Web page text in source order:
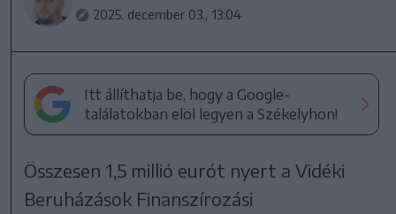
2025. december 03., 13:04
Itt állíthatja be, hogy a Google-
találatokban elöl legyen a Székelyhon!
Összesen 1,5 millió eurót nyert a Vidéki
Beruházások Finanszírozási